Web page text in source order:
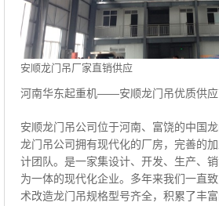
安顺龙门吊厂家直销供应
河南华东起重机——安顺龙门吊优质供应
安顺龙门吊公司位于河南、富饶的中国
龙门吊公司拥有现代化的厂房，完善的
计团队。是一家集设计、开发、生产、
为一体的现代化企业。多年来我们一直
术改造龙门吊规格型号齐全，积累了丰